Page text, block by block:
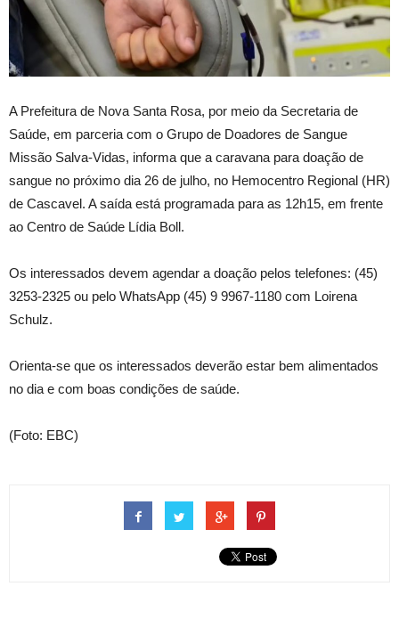
A Prefeitura de Nova Santa Rosa, por meio da Secretaria de
Saúde, em parceria com o Grupo de Doadores de Sangue
Missão Salva-Vidas, informa que a caravana para doação de
sangue no próximo dia 26 de julho, no Hemocentro Regional (HR)
de Cascavel. A saída está programada para as 12h15, em frente
ao Centro de Saúde Lídia Boll.
Os interessados devem agendar a doação pelos telefones: (45)
3253-2325 ou pelo WhatsApp (45) 9 9967-1180 com Loirena
Schulz.
Orienta-se que os interessados deverão estar bem alimentados
no dia e com boas condições de saúde.
(Foto: EBC)